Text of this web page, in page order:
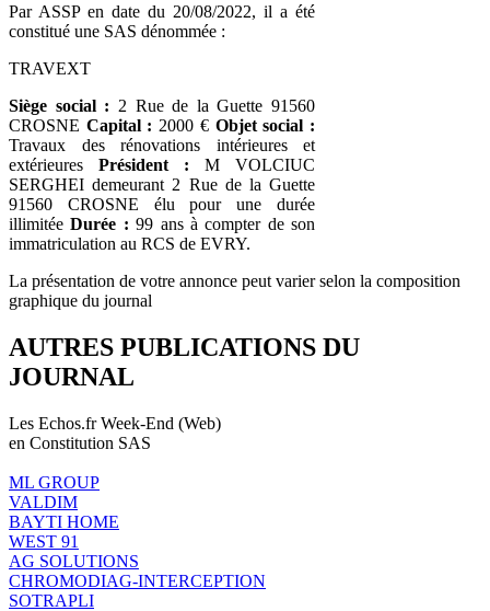
Par ASSP en date du 20/08/2022, il a été
constitué une SAS dénommée :
TRAVEXT
Siège social : 2 Rue de la Guette 91560
CROSNE Capital : 2000 € Objet social :
Travaux des rénovations intérieures et
extérieures Président : M VOLCIUC
SERGHEI demeurant 2 Rue de la Guette
91560 CROSNE élu pour une durée
illimitéeDurée : 99 ans à compter de son
immatriculation au RCS de EVRY.
La présentation de votre annonce peut varier selon la composition
graphique du journal
AUTRES PUBLICATIONS DU
JOURNAL
Les Echos.fr Week-End (Web)
en Constitution SAS
ML GROUP
VALDIM
BAYTI HOME
WEST 91
AG SOLUTIONS
CHROMODIAG-INTERCEPTION
SOTRAPLI